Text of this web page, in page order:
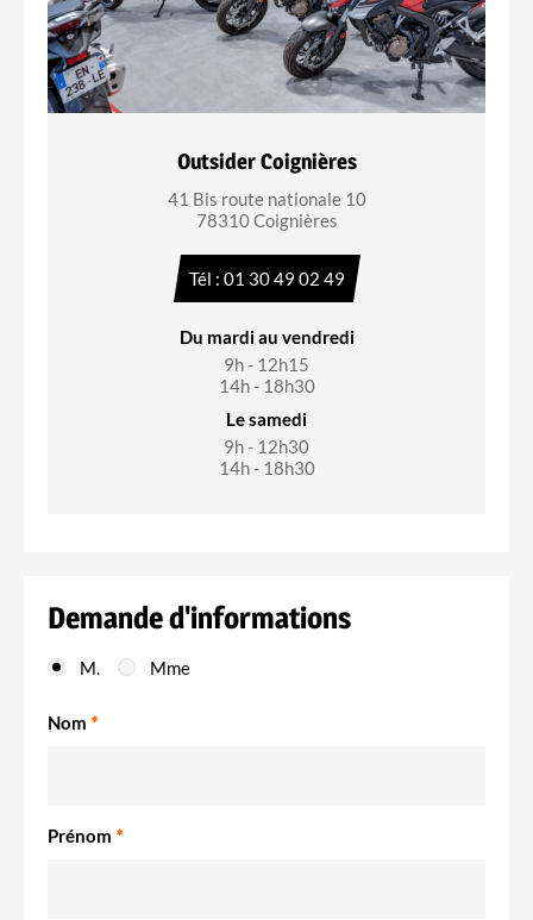
Outsider Coignières
41 Bis route nationale 10
78310 Coignières
Tél : 01 30 49 02 49
Du mardi au vendredi
9h - 12h15
14h - 18h30
Le samedi
9h - 12h30
14h - 18h30
Demande d'informations
M. Mme
Nom *
Prénom *